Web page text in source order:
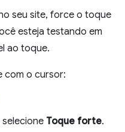
seu site, force o toque
esteja testando em
ao toque.
com o cursor:
selecione Toque forte.